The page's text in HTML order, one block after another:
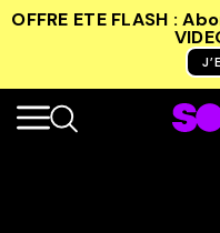
OFFRE ETE FLASH :